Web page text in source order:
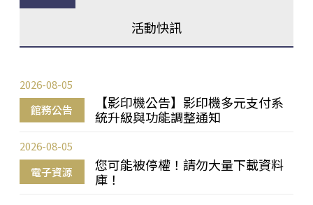
活動快訊
館務公告
【影印機公告】影印機多元支付系
統升級與功能調整通知
2026-08-05
電子資源
您可能被停權！請勿大量下載資料
庫！
2026-08-05